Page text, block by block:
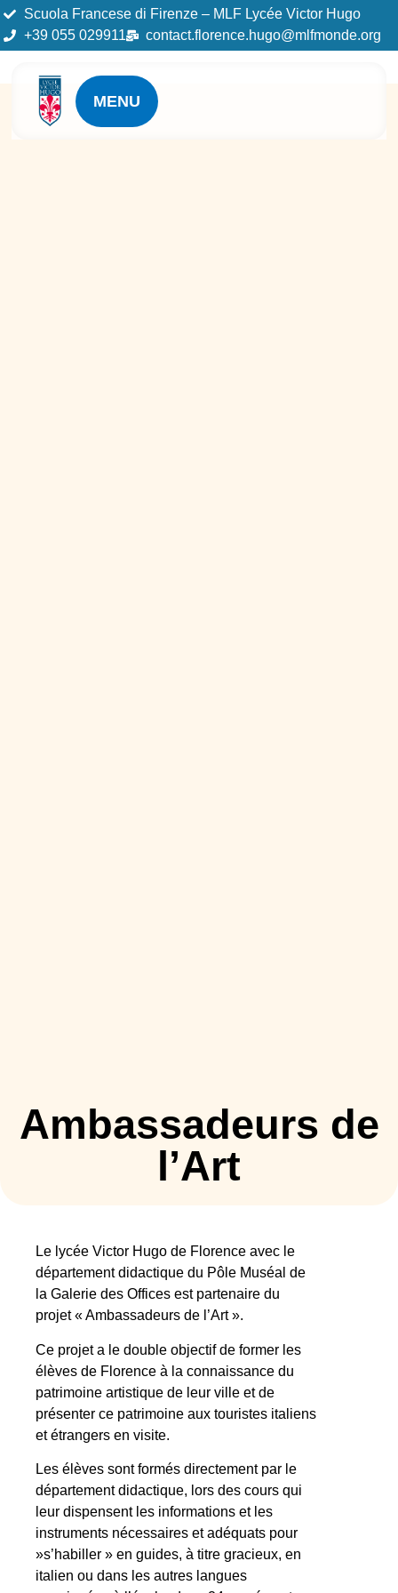
Scuola Francese di Firenze – MLF Lycée Victor Hugo
+39 055 029911
contact.florence.hugo@mlfmonde.org
MENU
Ambassadeurs de
l’Art
Le lycée Victor Hugo de Florence avec le
département didactique du Pôle Muséal de
la Galerie des Offices est partenaire du
projet « Ambassadeurs de l’Art ».
Ce projet a le double objectif de former les
élèves​ de Florence ​à la connaissance du
patrimoine artistique de leur ville et de
présenter ce patrimoine aux touristes italiens
et étrangers en visite.
Les élèves sont formé​s​ directement par le
département didactique, ​lors des ​cours qui
leur dispensent les informations et les
instruments nécessaires et adéquats ​pour ​​
»s’habiller » en guides​,​ ​à titre gracieux, en
italien ​ou dans les autres langues ​